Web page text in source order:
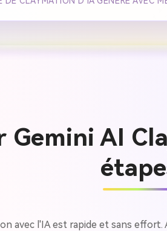
Gemini AI
avec l'IA est rapide et sans